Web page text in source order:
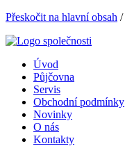
Přeskočit na hlavní obsah /
Úvod
Půjčovna
Servis
Obchodní podmínky
Novinky
O nás
Kontakty